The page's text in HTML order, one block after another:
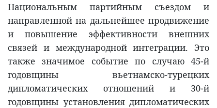
Национальным партийным съездом и
направленной на дальнейшее продвижение
и повышение эффективности внешних
связей и международной интеграции. Это
также значимое событие по случаю 45-й
годовщины вьетнамско-турецких
дипломатических отношений и 30-й
годовщины установления дипломатических